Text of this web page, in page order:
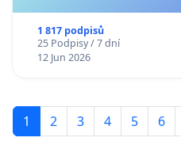
1 817 podpisů
25 Podpisy / 7 dní
12 Jun 2026
1 2 3 4 5 6